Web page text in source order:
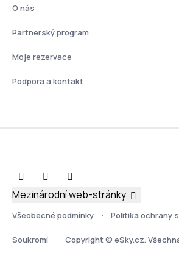
O nás
Partnerský program
Moje rezervace
Podpora a kontakt
Všeobecné podmínky Politika ochrany
Soukromí Copyright © eSky.cz.
Mezinárodní web-stránky